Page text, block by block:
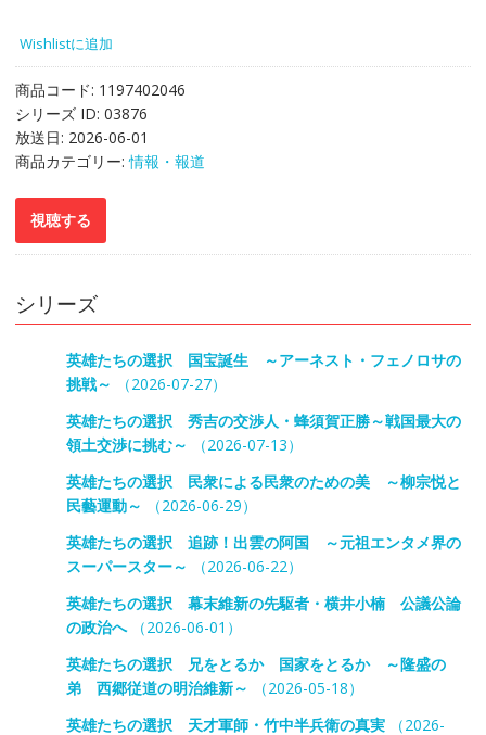
Wishlistに追加
商品コード: 1197402046
シリーズ ID: 03876
放送日: 2026-06-01
商品カテゴリー:情報・報道
シリーズ
英雄たちの選択 国宝誕生 ～アーネスト・フェノロサの
挑戦～
（2026-07-27）
英雄たちの選択 秀吉の交渉人・蜂須賀正勝～戦国最大の
領土交渉に挑む～
（2026-07-13）
英雄たちの選択 民衆による民衆のための美 ～柳宗悦と
民藝運動～
（2026-06-29）
英雄たちの選択 追跡！出雲の阿国 ～元祖エンタメ界の
スーパースター～
（2026-06-22）
英雄たちの選択 幕末維新の先駆者・横井小楠 公議公論
の政治へ（2026-06-01）
英雄たちの選択 兄をとるか 国家をとるか ～隆盛の
弟 西郷従道の明治維新～
（2026-05-18）
英雄たちの選択 天才軍師・竹中半兵衛の真実（2026-